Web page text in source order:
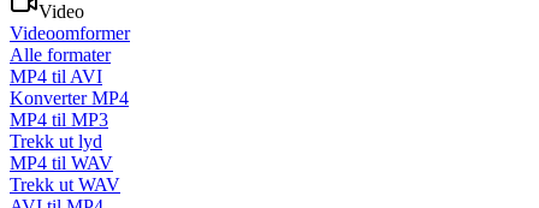
Video
Videoomformer
Alle formater
MP4 til AVI
Konverter MP4
MP4 til MP3
Trekk ut lyd
MP4 til WAV
Trekk ut WAV